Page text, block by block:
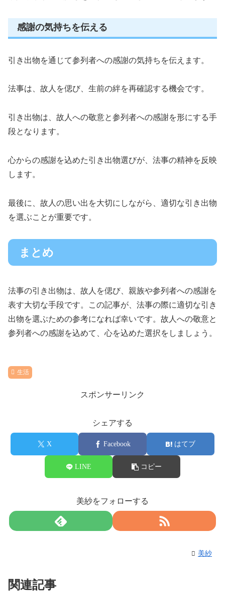
感謝の気持ちを伝える
引き出物を通じて参列者への感謝の気持ちを伝えます。
法事は、故人を偲び、生前の絆を再確認する機会です。
引き出物は、故人への敬意と参列者への感謝を形にする手
段となります。
心からの感謝を込めた引き出物選びが、法事の精神を反映
します。
最後に、故人の思い出を大切にしながら、適切な引き出物
を選ぶことが重要です。
まとめ
法事の引き出物は、故人を偲び、親族や参列者への感謝を
表す大切な手段です。この記事が、法事の際に適切な引き
出物を選ぶための参考になれば幸いです。故人への敬意と
参列者への感謝を込めて、心を込めた選択をしましょう。
生活
スポンサーリンク
シェアする
X Facebook はてブ
LINE コピー
美紗をフォローする
美紗
関連記事